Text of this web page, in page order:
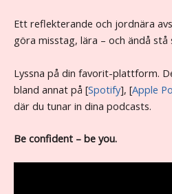
Ett reflekterande och jordnära
göra misstag, lära – och ändå stå
Lyssna på din favorit-plattform.
bland annat på [Spotify], [Apple
där du tunar in dina podcasts.
Be confident – be you.